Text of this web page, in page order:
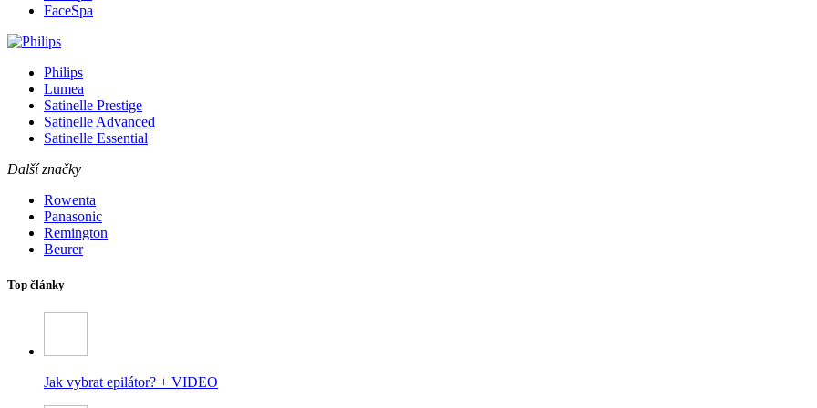
FaceSpa
Philips
Lumea
Satinelle Prestige
Satinelle Advanced
Satinelle Essential
Další značky
Rowenta
Panasonic
Remington
Beurer
Top články
Jak vybrat epilátor? + VIDEO